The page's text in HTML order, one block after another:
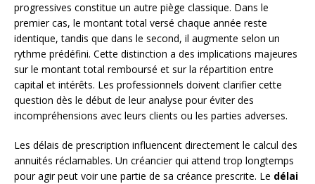
progressives constitue un autre piège classique. Dans le
premier cas, le montant total versé chaque année reste
identique, tandis que dans le second, il augmente selon un
rythme prédéfini. Cette distinction a des implications majeures
sur le montant total remboursé et sur la répartition entre
capital et intérêts. Les professionnels doivent clarifier cette
question dès le début de leur analyse pour éviter des
incompréhensions avec leurs clients ou les parties adverses.
Les délais de prescription influencent directement le calcul des
annuités réclamables. Un créancier qui attend trop longtemps
pour agir peut voir une partie de sa créance prescrite. Le délai